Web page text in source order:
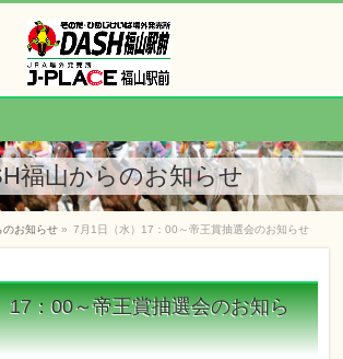
福山からのお知らせ
のお知らせ » 7月1日（水）17：00～帝王賞抽選会のお知らせ
17：00～帝王賞抽選会のお知ら